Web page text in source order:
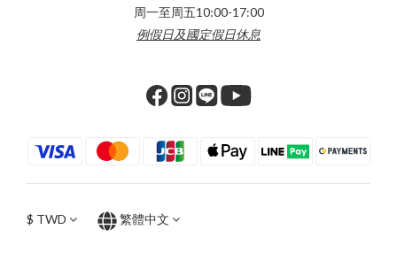
周一至周五10:00-17:00
例假日及國定假日休息
$ TWD 繁體中文